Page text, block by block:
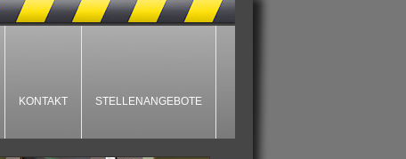
KONTAKT STELLENANGEBOTE